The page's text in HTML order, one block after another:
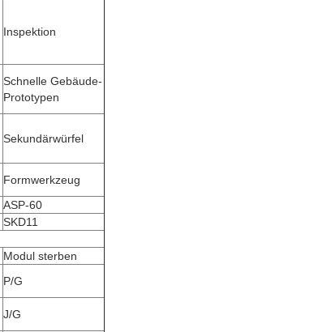
Inspektion
Schnelle Gebäude-
Prototypen
Sekundärwürfel
Formwerkzeug
ASP-60
SKD11
Modul sterben
P/G
J/G